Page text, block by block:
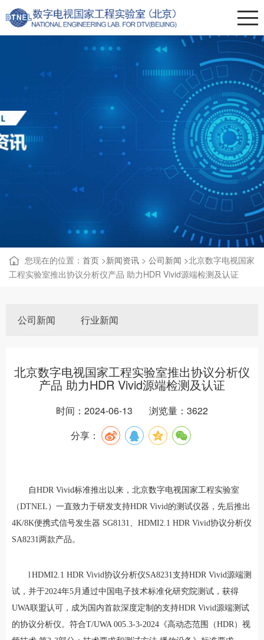
您现在的位置： 首页 >新闻资讯 > 公司新闻 >北京数字电视国家
工程实验室推出协议分析仪产品 助力HDR Vivid源端检测及认证
公司新闻 行业新闻
北京数字电视国家工程实验室推出协议分析仪
产品 助力HDR Vivid源端检测及认证
时间：2024-06-13
浏览量：3622
分享：
自HDR Vivid标准推出以来，北京数字电视国家工程实验室
（DTNEL）一直致力于研发支持HDR Vivid的测试仪器，先后推出
4K/8K便携式信号发生器 SG8131、HDMI2.1 HDR Vivid协议分析仪
SA8231两款产品。
lHDMI2.1 HDR Vivid协议分析仪SA8231支持HDR Vivid源端测
试，并于2024年5月通过中国电子技术标准化研究院测试，获得
UWA联盟认可，成为国内首款深度定制的支持HDR Vivid源端测试
的协议分析仪。符合T/UWA 005.3-3-2024《高动态范围（HDR）视